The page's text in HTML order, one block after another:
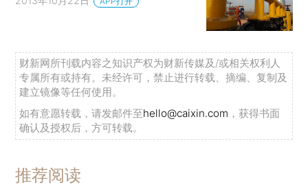
财新网所刊载内容之知识产权为财新传媒及/或相关权利人
专属所有或持有。未经许可，禁止进行转载、摘编、复制及
建立镜像等任何使用。
如有意愿转载，请发邮件至hello@caixin.com ，获得书面
确认及授权后，方可转载。
推荐阅读